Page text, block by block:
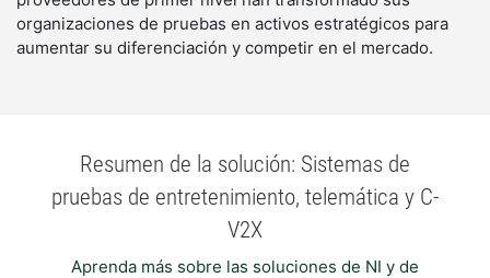
organizaciones de pruebas en activos estratégicos para
aumentar su diferenciación y competir en el mercado.
Resumen de la solución: Sistemas de
pruebas de entretenimiento, telemática y C-
V2X
Aprenda más sobre las soluciones de NI y de